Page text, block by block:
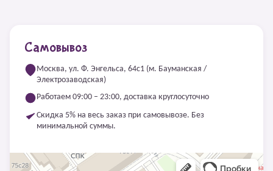
Самовывоз
Москва, ул. Ф. Энгельса, 64с1 (м. Бауманская /
Электрозаводская)
Работаем 09:00 – 23:00, доставка круглосуточно
Скидка 5% на весь заказ при самовывозе. Без
минимальной суммы.